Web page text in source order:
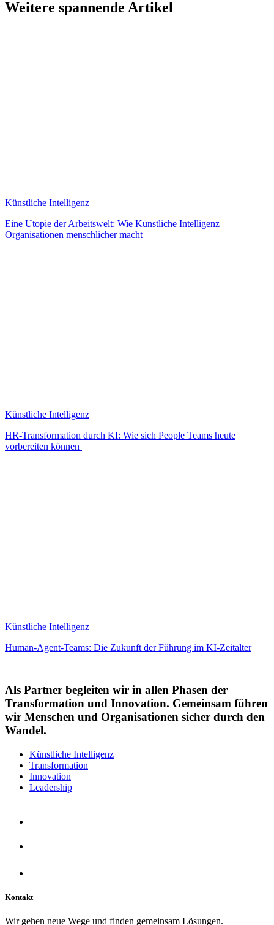
Weitere spannende Artikel
Künstliche Intelligenz
Eine Utopie der Arbeitswelt: Wie Künstliche Intelligenz
Organisationen menschlicher macht
Künstliche Intelligenz
HR-Transformation durch KI: Wie sich People Teams heute
vorbereiten können
Künstliche Intelligenz
Human-Agent-Teams: Die Zukunft der Führung im KI-Zeitalter
Als Partner begleiten wir in allen Phasen der
Transformation und Innovation. Gemeinsam führen
wir Menschen und Organisationen sicher durch den
Wandel.
Künstliche Intelligenz
Transformation
Innovation
Leadership
Kontakt
Wir gehen neue Wege und finden gemeinsam Lösungen.